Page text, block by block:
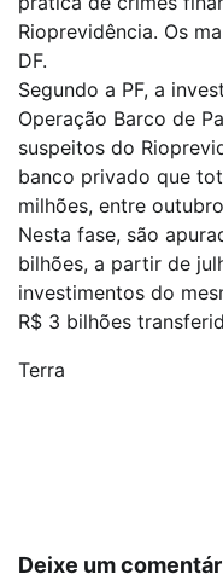
Rioprevidência. Os
DF.
Segundo a PF, a
Operação Barco de
suspeitos do
banco privado que
milhões, entre
Nesta fase, são
bilhões, a partir de
investimentos do
R$ 3 bilhões
Terra
Deixe um